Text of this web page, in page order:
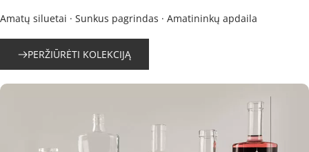
Amatų siluetai · Sunkus pagrindas · Amatininkų apdaila
PERŽIŪRĖTI KOLEKCIJĄ